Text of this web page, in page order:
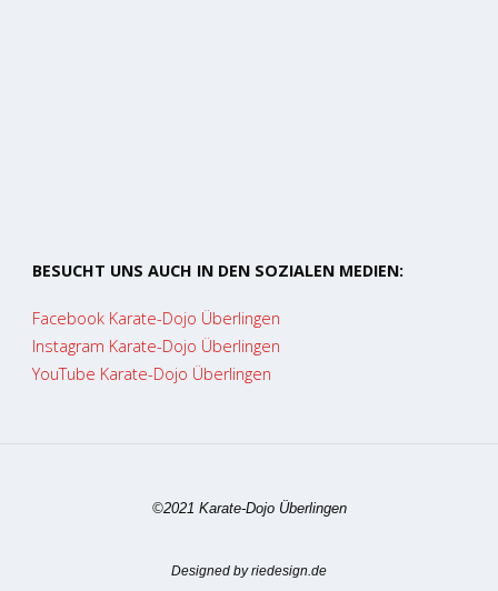
BESUCHT UNS AUCH IN DEN SOZIALEN MEDIEN:
Facebook Karate-Dojo Überlingen
Instagram Karate-Dojo Überlingen
YouTube Karate-Dojo Überlingen
©2021 Karate-Dojo Überlingen
Designed by riedesign.de